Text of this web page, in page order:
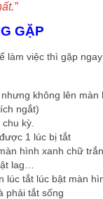
GẶP
làm việc thì gặp
không lên màn
ngắt)
kỳ.
1 lúc bị tắt
hình xanh chữ
lag…
lúc tắt lúc bật màn
phải tắt sống